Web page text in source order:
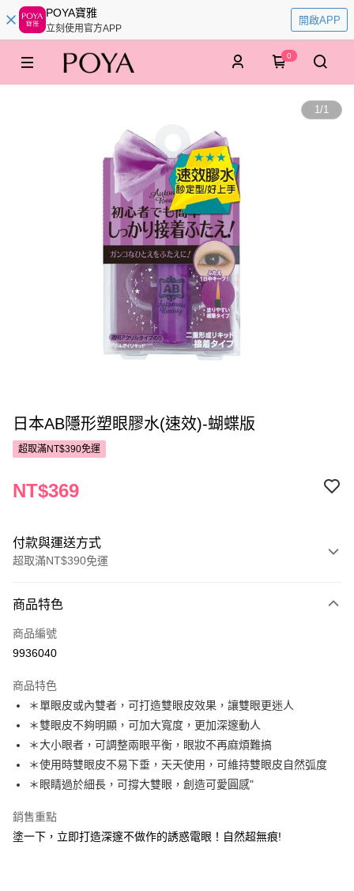
POYA寶雅
立刻使用官方APP
開啟APP
0
1/1
日本AB隱形塑眼膠水(速效)-蝴蝶版
超取滿NT$390免運
NT$369
付款與運送方式
超取滿NT$390免運
POYA支付
信用卡一次付款
LINE Pay
Apple Pay
街口支付
悠遊付
Google Pay
商品特色
商品編號
9936040
商品特色
＊單眼皮或內雙者，可打造雙眼皮效果，讓雙眼更迷人
＊雙眼皮不夠明顯，可加大寬度，更加深邃動人
＊大小眼者，可調整兩眼平衡，眼妝不再麻煩難搞
＊使用時雙眼皮不易下垂，天天使用，可維持雙眼皮自然弧度
＊眼睛過於細長，可撐大雙眼，創造可愛圓感"
銷售重點
塗一下，立即打造深邃不做作的誘惑電眼！自然超無痕!